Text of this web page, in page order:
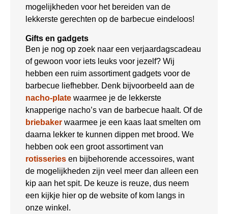
mogelijkheden voor het bereiden van de
lekkerste gerechten op de barbecue eindeloos!
Gifts en gadgets
Ben je nog op zoek naar een verjaardagscadeau
of gewoon voor iets leuks voor jezelf? Wij
hebben een ruim assortiment gadgets voor de
barbecue liefhebber. Denk bijvoorbeeld aan de
nacho-plate waarmee je de lekkerste
knapperige nacho’s van de barbecue haalt. Of de
briebaker waarmee je een kaas laat smelten om
daarna lekker te kunnen dippen met brood. We
hebben ook een groot assortiment van
rotisseries en bijbehorende accessoires, want
de mogelijkheden zijn veel meer dan alleen een
kip aan het spit. De keuze is reuze, dus neem
een kijkje hier op de website of kom langs in
onze winkel.